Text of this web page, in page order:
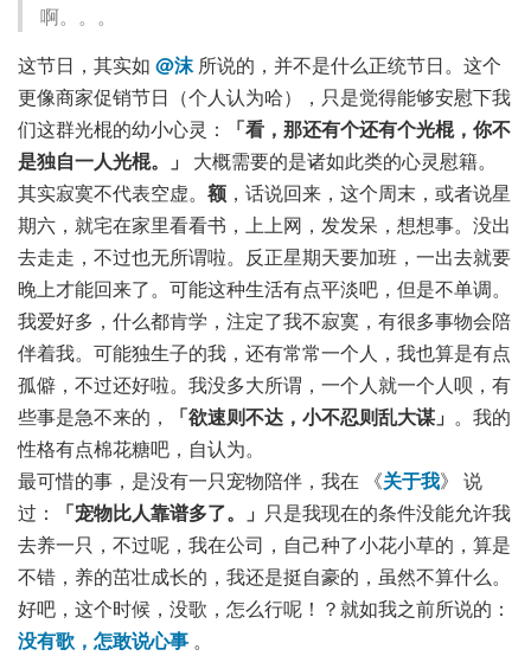
啊。。。
这节日，其实如 @沫所说的，并不是什么正统节日。这个
更像商家促销节日（个人认为哈），只是觉得能够安慰下我
们这群光棍的幼小心灵：
「看，那还有个还有个光棍，你不
是独自一人光棍。」 大概需要的是诸如此类的心灵慰籍。
其实寂寞不代表空虚。 额 ，话说回来，这个周末，或者说星
期六，就宅在家里看看书，上上网，发发呆，想想事。没出
去走走，不过也无所谓啦。反正星期天要加班，一出去就要
晚上才能回来了。可能这种生活有点平淡吧，但是不单调。
我爱好多，什么都肯学，注定了我不寂寞，有很多事物会陪
伴着我。可能独生子的我，还有常常一个人，我也算是有点
孤僻，不过还好啦。我没多大所谓，一个人就一个人呗，有
些事是急不来的，
「欲速则不达，小不忍则乱大谋」 。我的
性格有点棉花糖吧，自认为。
最可惜的事，是没有一只宠物陪伴，我在 《关于我》 说
过：
「宠物比人靠谱多了。」 只是我现在的条件没能允许我
去养一只，不过呢，我在公司，自己种了小花小草的，算是
不错，养的茁壮成长的，我还是挺自豪的，虽然不算什么。
好吧，这个时候，没歌，怎么行呢！？就如我之前所说的：
没有歌，怎敢说心事 。